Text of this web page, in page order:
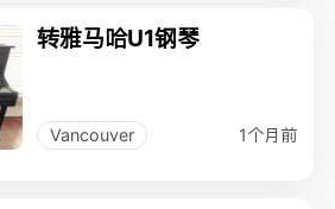
转雅马哈U1钢琴
Vancouver 1个月前